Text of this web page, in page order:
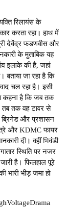
रिलायंस के
करता रहा। हाथ में
देवेंद्र फडणवीस और
के मुताबिक यह
इलाके की है, जहां
बताया जा रहा है कि
चल रहा है। इसी
कहना है कि जब तक
तब तक वह टावर से
ब्रिगेड और प्रशासन
और KDMC फायर
दी। वहीं भिवंडी
स्थिति पर नजर
है। फिलहाल पूरे
भारी भीड़ जमा हो